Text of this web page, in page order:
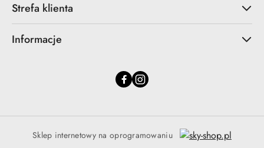
Strefa klienta
Informacje
Sklep internetowy na oprogramowaniu